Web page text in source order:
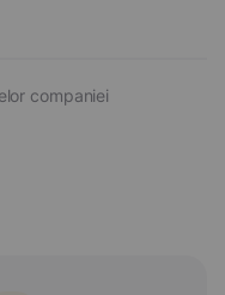
companiei